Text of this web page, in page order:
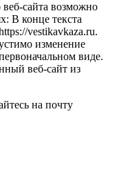
сайта возможно
В конце текста
vestikavkaza.ru.
изменение
виде.
веб-сайт из
на почту